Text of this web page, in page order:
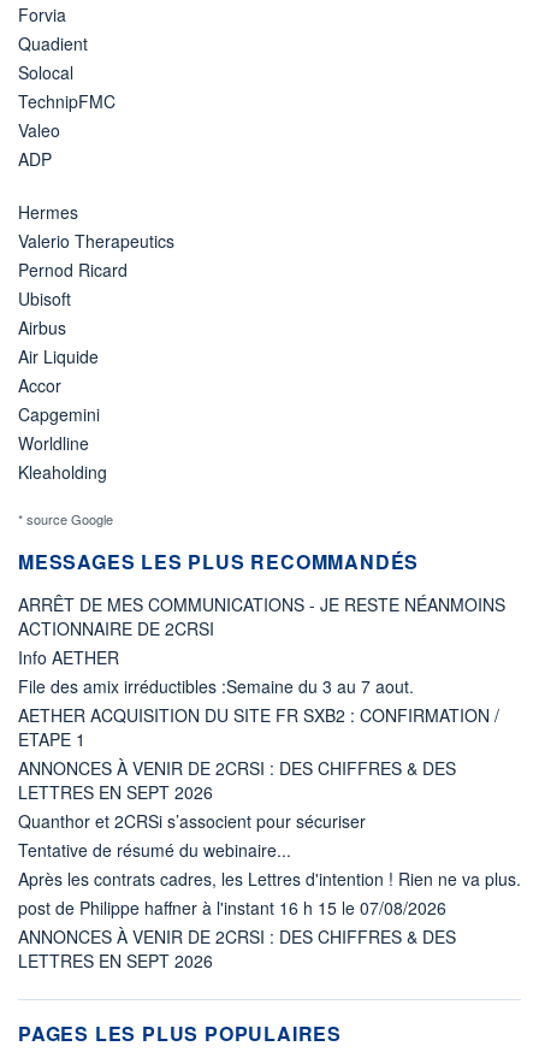
Forvia
Quadient
Solocal
TechnipFMC
Valeo
ADP
Hermes
Valerio Therapeutics
Pernod Ricard
Ubisoft
Airbus
Air Liquide
Accor
Capgemini
Worldline
Kleaholding
* source Google
MESSAGES LES PLUS RECOMMANDÉS
ARRÊT DE MES COMMUNICATIONS - JE RESTE NÉANMOINS
ACTIONNAIRE DE 2CRSI
Info AETHER
File des amix irréductibles :Semaine du 3 au 7 aout.
AETHER ACQUISITION DU SITE FR SXB2 : CONFIRMATION /
ETAPE 1
ANNONCES À VENIR DE 2CRSI : DES CHIFFRES & DES
LETTRES EN SEPT 2026
Quanthor et 2CRSi s’associent pour sécuriser
Tentative de résumé du webinaire...
Après les contrats cadres, les Lettres d'intention ! Rien ne va plus.
post de Philippe haffner à l'instant 16 h 15 le 07/08/2026
ANNONCES À VENIR DE 2CRSI : DES CHIFFRES & DES
LETTRES EN SEPT 2026
PAGES LES PLUS POPULAIRES